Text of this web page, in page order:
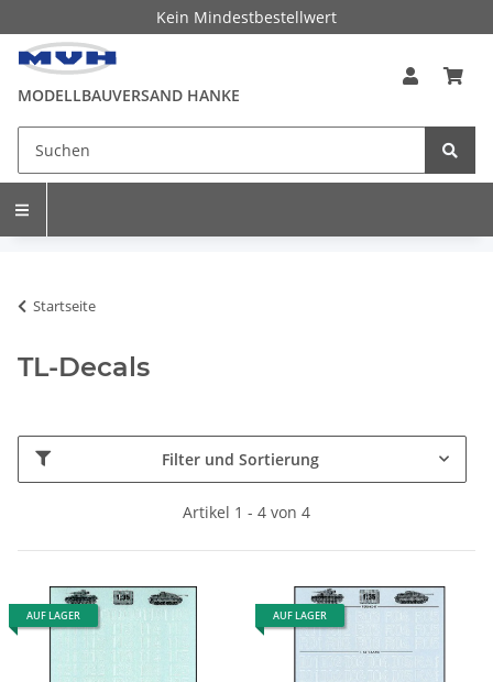
Kein Mindestbestellwert
MODELLBAUVERSAND HANKE
Startseite
TL-Decals
Filter und Sortierung
Artikel 1 - 4 von 4
AUF LAGER AUF LAGER